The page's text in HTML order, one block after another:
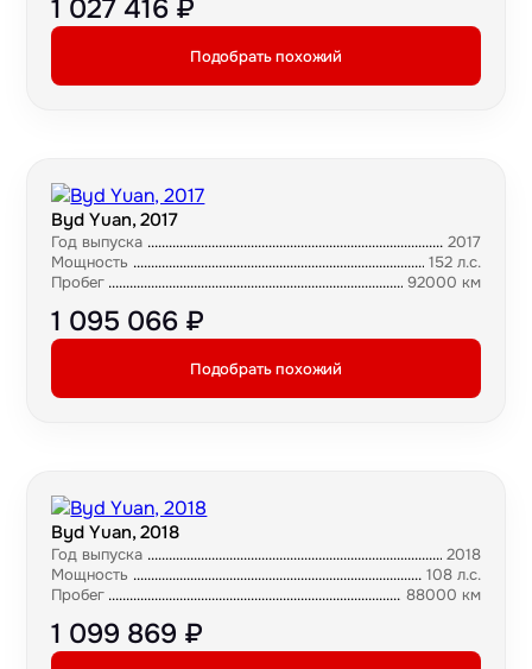
1 027 416 ₽
Подобрать похожий
Byd Yuan, 2017
Год выпуска
2017
Мощность
152 л.с.
Пробег
92000 км
1 095 066 ₽
Подобрать похожий
Byd Yuan, 2018
Год выпуска
2018
Мощность
108 л.с.
Пробег
88000 км
1 099 869 ₽